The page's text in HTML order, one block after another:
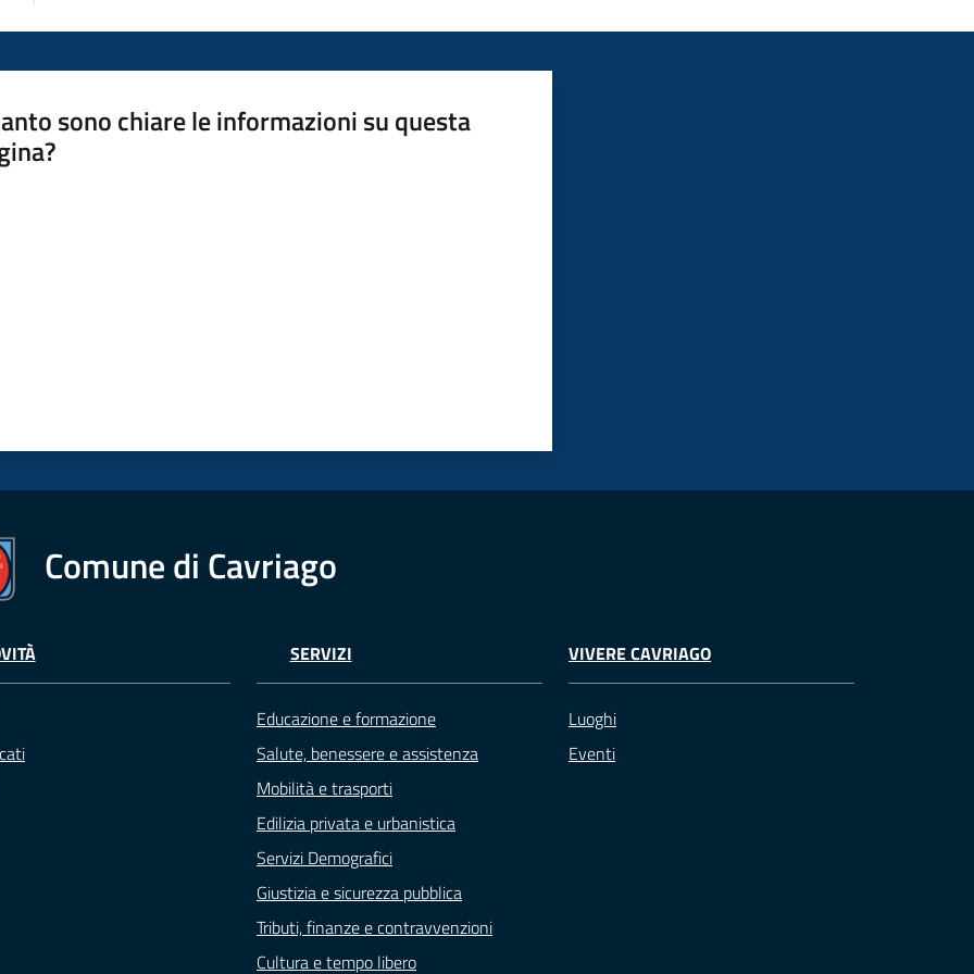
sono chiare le informazioni su questa
Comune di Cavriago
SERVIZI
Educazione e formazione
Salute, benessere e assistenza
Mobilità e trasporti
Edilizia privata e urbanistica
Servizi Demografici
Giustizia e sicurezza pubblica
Tributi, finanze e contravvenzioni
Cultura e tempo libero
VIVERE CAVRIAGO
Luoghi
Eventi